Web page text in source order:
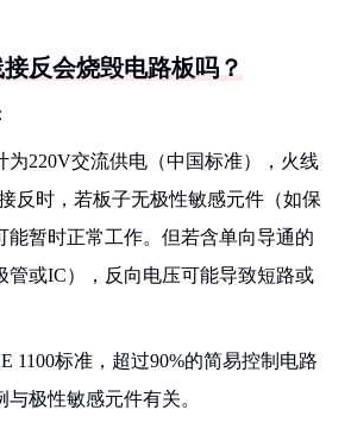
反会烧毁电路板吗？
为220V交流供电（中国标准），火线
反时，若板子无极性敏感元件（如保
能暂时正常工作。但若含单向导通的
管或IC），反向电压可能导致短路或
1100标准，超过90%的简易控制电路
极性敏感元件有关。